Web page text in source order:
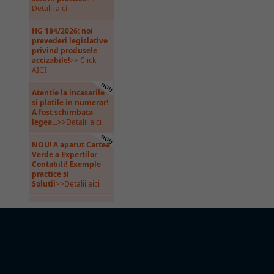
Detalii aici
HG 184/2026: noi
prevederi legislative
privind produsele
accizabile!>> Click
AICI
Atentie la incasarile
si platile in numerar!
A fost schimbata
legea...>>Detalii aici
NOU! A aparut Cartea
Verde a Expertilor
Contabili! Exemple
practice si
Solutii>>Detalii aici